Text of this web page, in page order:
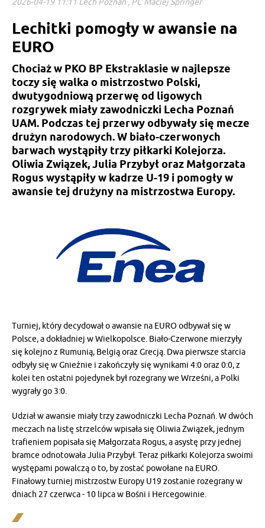
Lechitki pomogły w awansie na
EURO
Chociaż w PKO BP Ekstraklasie w najlepsze
toczy się walka o mistrzostwo Polski,
dwutygodniową przerwę od ligowych
rozgrywek miały zawodniczki Lecha Poznań
UAM. Podczas tej przerwy odbywały się mecze
drużyn narodowych. W biało-czerwonych
barwach wystąpiły trzy piłkarki Kolejorza.
Oliwia Związek, Julia Przybył oraz Małgorzata
Rogus wystąpiły w kadrze U-19 i pomogły w
awansie tej drużyny na mistrzostwa Europy.
Turniej, który decydował o awansie na EURO odbywał się w
Polsce, a dokładniej w Wielkopolsce. Biało-Czerwone mierzyły
się kolejno z Rumunią, Belgią oraz Grecją. Dwa pierwsze starcia
odbyły się w Gnieźnie i zakończyły się wynikami 4:0 oraz 0:0, z
kolei ten ostatni pojedynek był rozegrany we Wrześni, a Polki
wygrały go 3:0.
Udział w awansie miały trzy zawodniczki Lecha Poznań. W dwóch
meczach na listę strzelców wpisała się Oliwia Związek, jednym
trafieniem popisała się Małgorzata Rogus, a asystę przy jednej
bramce odnotowała Julia Przybył. Teraz piłkarki Kolejorza swoimi
występami powalczą o to, by zostać powołane na EURO.
Finałowy turniej mistrzostw Europy U19 zostanie rozegrany w
dniach 27 czerwca - 10 lipca w Bośni i Hercegowinie.